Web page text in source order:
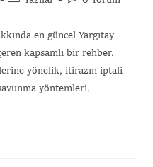
en güncel Yargıtay
kapsamlı bir rehber.
yönelik, itirazın iptali
yöntemleri.